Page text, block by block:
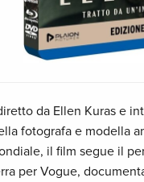
da Ellen Kuras e
fotografa e modella
il film segue il
per Vogue,